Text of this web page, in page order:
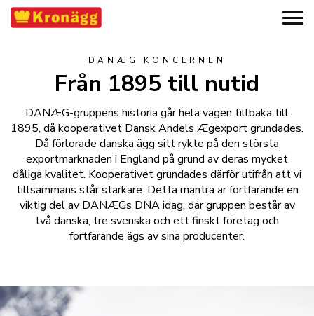
DANÆG KONCERNEN
Från 1895 till nutid
DANÆG-gruppens historia går hela vägen tillbaka till
1895, då kooperativet Dansk Andels Ægexport grundades.
Då förlorade danska ägg sitt rykte på den största
exportmarknaden i England på grund av deras mycket
dåliga kvalitet. Kooperativet grundades därför utifrån att vi
tillsammans står starkare. Detta mantra är fortfarande en
viktig del av DANÆGs DNA idag, där gruppen består av
två danska, tre svenska och ett finskt företag och
fortfarande ägs av sina producenter.